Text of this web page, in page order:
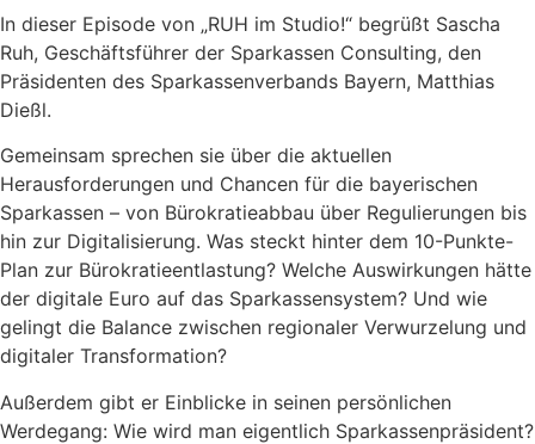
In dieser Episode von „RUH im Studio!“ begrüßt Sascha
Ruh, Geschäftsführer der Sparkassen Consulting, den
Präsidenten des Sparkassenverbands Bayern, Matthias
Dießl.
Gemeinsam sprechen sie über die aktuellen
Herausforderungen und Chancen für die bayerischen
Sparkassen – von Bürokratieabbau über Regulierungen bis
hin zur Digitalisierung. Was steckt hinter dem 10-Punkte-
Plan zur Bürokratieentlastung? Welche Auswirkungen hätte
der digitale Euro auf das Sparkassensystem? Und wie
gelingt die Balance zwischen regionaler Verwurzelung und
digitaler Transformation?
Außerdem gibt er Einblicke in seinen persönlichen
Werdegang: Wie wird man eigentlich Sparkassenpräsident?